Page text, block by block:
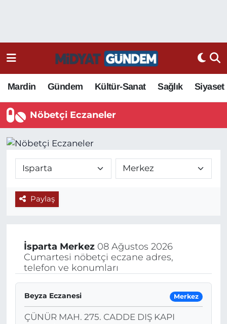
Mardin Gündem Kültür-Sanat Sağlık Siyaset
Nöbetçi Eczaneler
Paylaş
İsparta Merkez08 Ağustos 2026
Cumartesi nöbetçi eczane adres,
telefon ve konumları
Beyza Eczanesi Merkez
ÇÜNÜR MAH. 275. CADDE DIŞ KAPI